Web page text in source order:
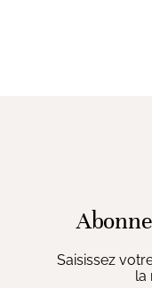
Saisissez
la